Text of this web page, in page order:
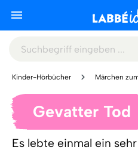
Kinder-Hörbücher Märchen
Gevatter Tod
Es lebte einmal ein